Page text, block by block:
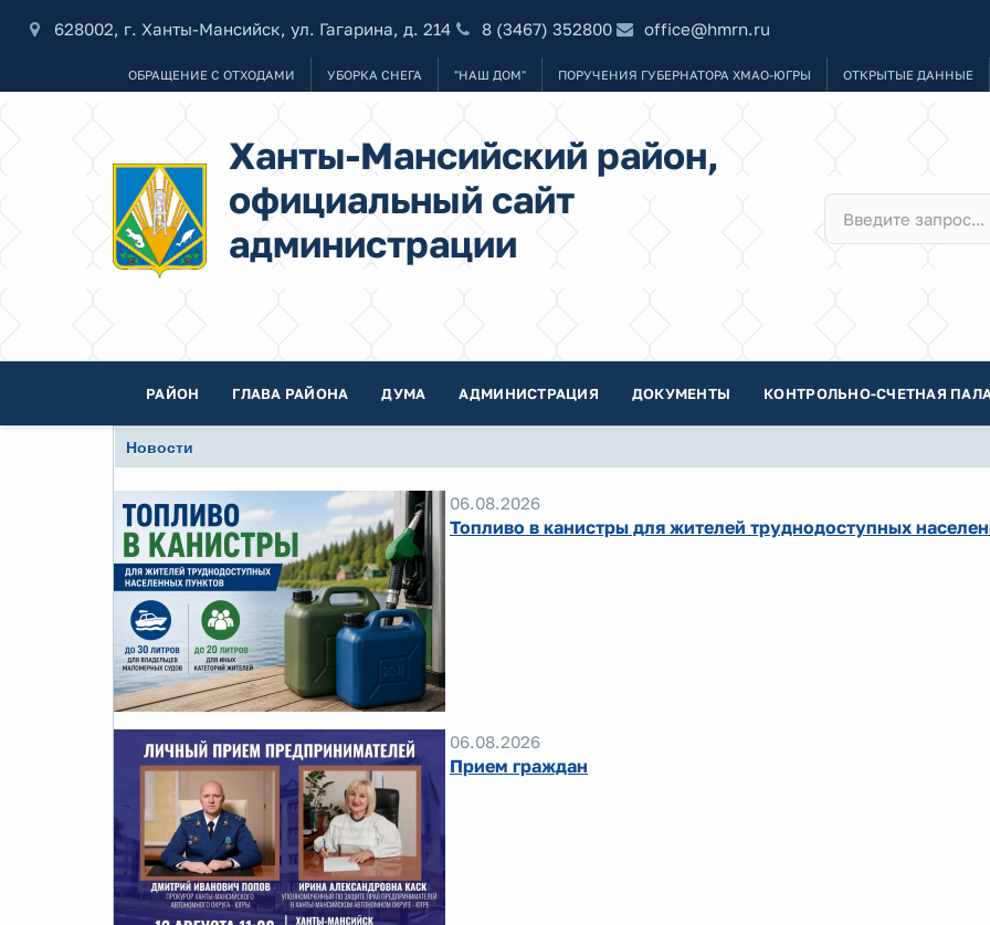
628002, г. Ханты-Мансийск, ул. Гагарина, д. 214 8 (3467) 352800 office@hmrn.ru
ОБРАЩЕНИЕ С ОТХОДАМИ УБОРКА СНЕГА "НАШ ДОМ" ПОРУЧЕНИЯ ГУБЕРНАТОРА ХМАО-ЮГРЫ ОТКРЫТЫЕ ДАННЫЕ
Ханты-Мансийский район,
официальный сайт
администрации
РАЙОН ГЛАВА РАЙОНА ДУМА АДМИНИСТРАЦИЯ ДОКУМЕНТЫ КОНТРОЛЬНО-СЧЕТНАЯ
Новости
06.08.2026
Топливо в канистры для жителей труднодоступных
06.08.2026
Прием граждан